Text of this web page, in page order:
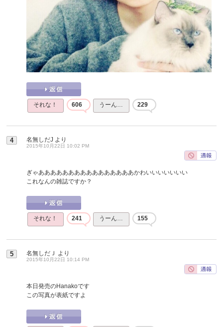
それな！ 606 うーん… 229
4 名無しだJ より
2015年10月22日 10:02 PM
ぎゃああああああああああああああああかわいいいいいいい
これなんの雑誌ですか？
それな！ 241 うーん… 155
5 名無しだＪ より
2015年10月22日 10:14 PM
本日発売のHanakoです
この写真が表紙ですよ